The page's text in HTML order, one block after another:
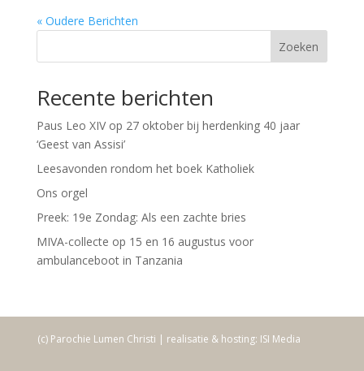
« Oudere Berichten
Zoeken
Recente berichten
Paus Leo XIV op 27 oktober bij herdenking 40 jaar
‘Geest van Assisi’
Leesavonden rondom het boek Katholiek
Ons orgel
Preek: 19e Zondag: Als een zachte bries
MIVA-collecte op 15 en 16 augustus voor
ambulanceboot in Tanzania
(c) Parochie Lumen Christi | realisatie & hosting: ISI Media